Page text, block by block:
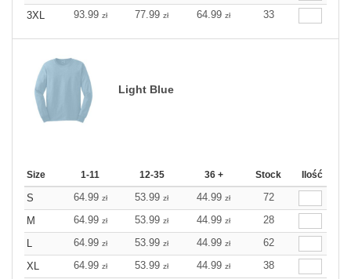
3XL
93.99 zł 77.99 zł 64.99 zł 33
Light Blue
Size 1-11 12-35 36 + Stock Ilość
S 64.99 zł 53.99 zł 44.99 zł
72
M
64.99 zł 53.99 zł 44.99 zł
28
L
64.99 zł 53.99 zł 44.99 zł
62
XL
64.99 zł 53.99 zł 44.99 zł
38